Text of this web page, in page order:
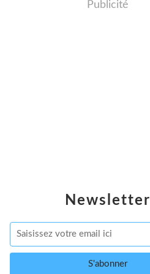
Newsletter
Publicité